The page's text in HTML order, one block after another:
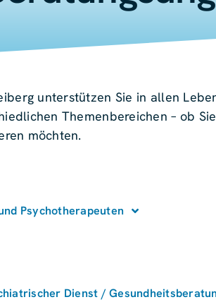
unterstützen Sie in allen
Themenbereichen – ob
möchten.
Psychotherapeuten
Dienst /